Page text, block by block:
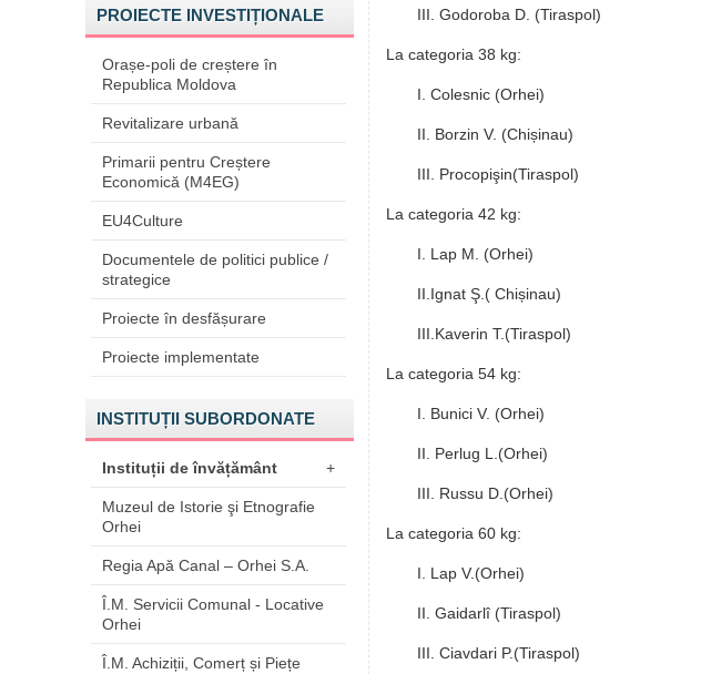
PROIECTE INVESTIȚIONALE
Orașe-poli de creștere în
Republica Moldova
Revitalizare urbană
Primarii pentru Creștere
Economică (M4EG)
EU4Culture
Documentele de politici publice /
strategice
Proiecte în desfășurare
Proiecte implementate
INSTITUȚII SUBORDONATE
Instituții de învățământ +
Muzeul de Istorie şi Etnografie
Orhei
Regia Apă Canal – Orhei S.A.
Î.M. Servicii Comunal - Locative
Orhei
Î.M. Achiziții, Comerț și Piețe
III. Godoroba D. (Tiraspol)
La categoria 38 kg:
I. Colesnic (Orhei)
II. Borzin V. (Chișinau)
III. Procopişin(Tiraspol)
La categoria 42 kg:
I. Lap M. (Orhei)
II.Ignat Ş.( Chișinau)
III.Kaverin T.(Tiraspol)
La categoria 54 kg:
I. Bunici V. (Orhei)
II. Perlug L.(Orhei)
III. Russu D.(Orhei)
La categoria 60 kg:
I. Lap V.(Orhei)
II. Gaidarlî (Tiraspol)
III. Ciavdari P.(Tiraspol)